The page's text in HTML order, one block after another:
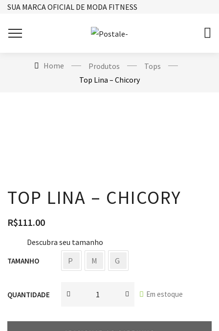
SUA MARCA OFICIAL DE MODA FITNESS
Home Produtos
Tops
Top Lina – Chicory
TOP LINA – CHICORY
R$111.00
Descubra seu tamanho
TAMANHO P M G
QUANTIDADE Em estoque